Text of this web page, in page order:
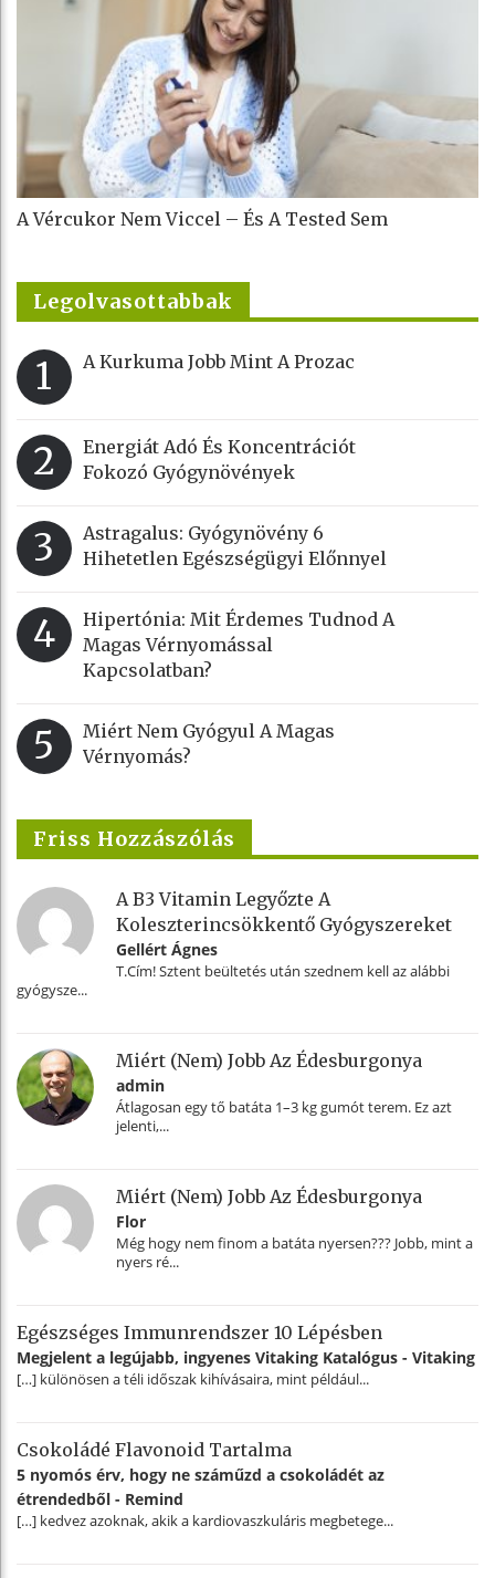
A Vércukor Nem Viccel – És A Tested Sem
Legolvasottabbak
1 A Kurkuma Jobb Mint A Prozac
2
Energiát Adó És Koncentrációt
Fokozó Gyógynövények
3
Astragalus: Gyógynövény 6
Hihetetlen Egészségügyi Előnnyel
4
Hipertónia: Mit Érdemes Tudnod A
Magas Vérnyomással
Kapcsolatban?
5
Miért Nem Gyógyul A Magas
Vérnyomás?
Friss Hozzászólás
A B3 Vitamin Legyőzte A
Koleszterincsökkentő Gyógyszereket
Gellért Ágnes
T.Cím! Sztent beültetés után szednem kell az alábbi
gyógysze...
Miért (nem) Jobb Az Édesburgonya
admin
Átlagosan egy tő batáta 1–3 kg gumót terem. Ez azt
jelenti,...
Miért (nem) Jobb Az Édesburgonya
Flor
Még hogy nem finom a batáta nyersen??? Jobb, mint a
nyers ré...
Egészséges Immunrendszer 10 Lépésben
Megjelent a legújabb, ingyenes Vitaking Katalógus - Vitaking
[…] különösen a téli időszak kihívásaira, mint például...
Csokoládé Flavonoid Tartalma
5 nyomós érv, hogy ne száműzd a csokoládét az
étrendedből - Remind
[…] kedvez azoknak, akik a kardiovaszkuláris megbetege...